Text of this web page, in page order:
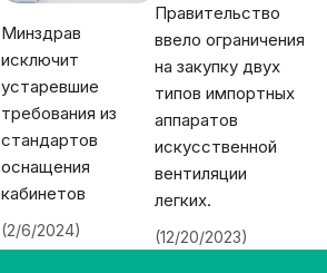
Минздрав
исключит
устаревшие
требования из
стандартов
оснащения
кабинетов
(2/6/2024)
Правительство
ввело ограничения
на закупку двух
типов импортных
аппаратов
искусственной
вентиляции
легких.
(12/20/2023)